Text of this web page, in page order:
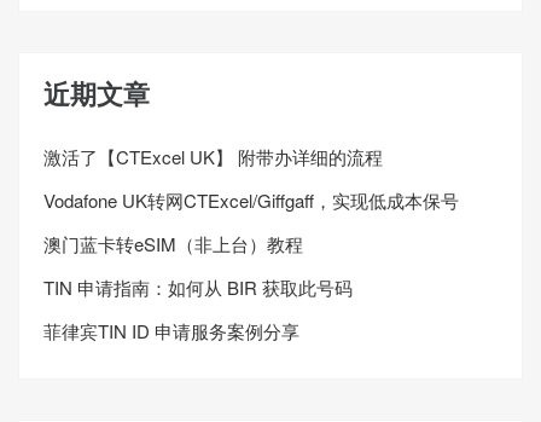
近期文章
激活了【CTExcel UK】 附带办详细的流程
Vodafone UK转网CTExcel/Giffgaff，实现低成本保号
澳门蓝卡转eSIM（非上台）教程
TIN 申请指南：如何从 BIR 获取此号码
菲律宾TIN ID 申请服务案例分享